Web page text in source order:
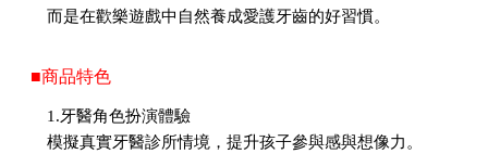
而是在歡樂遊戲中自然養成愛護牙齒的好習慣。
■商品特色
1.牙醫角色扮演體驗
模擬真實牙醫診所情境，提升孩子參與感與想像力。